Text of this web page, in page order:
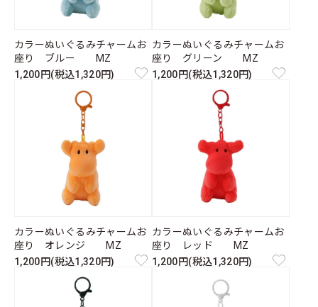
カラーぬいぐるみチャームお
座り ブルー MZ
1,200円(税込1,320円)
カラーぬいぐるみチャームお
座り グリーン MZ
1,200円(税込1,320円)
カラーぬいぐるみチャームお
座り オレンジ MZ
1,200円(税込1,320円)
カラーぬいぐるみチャームお
座り レッド MZ
1,200円(税込1,320円)